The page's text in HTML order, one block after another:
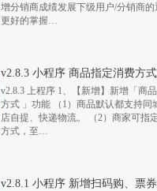
增分销商成绩发展下级用户/分销商
更好的掌握…
v2.8.3 小程序 商品指定消费方
v2.8.3 上程序 1、【新增】新增「商
方式 」功能 （1）商品默认都支持同
店自提、快递物流。 （2）商家可指
方式，至…
v2.8.1 小程序 新增扫码购、票